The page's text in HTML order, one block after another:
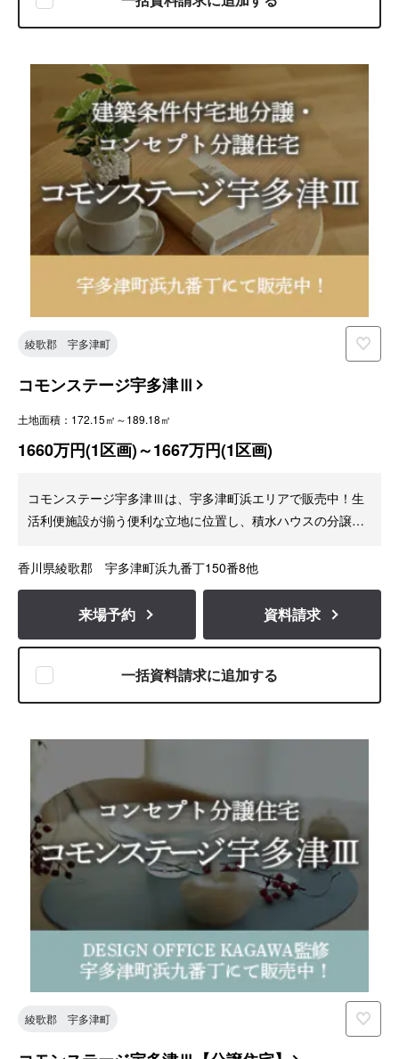
綾歌郡 宇多津町
コモンステージ宇多津Ⅲ
土地面積：172.15㎡～189.18㎡
1660万円(1区画)～1667万円(1区画)
コモンステージ宇多津Ⅲは、宇多津町浜エリアで販売中！生
活利便施設が揃う便利な立地に位置し、積水ハウスの分譲地
しています。
香川県綾歌郡 宇多津町浜九番丁150番8他
来場予約 資料請求
一括資料請求に追加する
綾歌郡 宇多津町